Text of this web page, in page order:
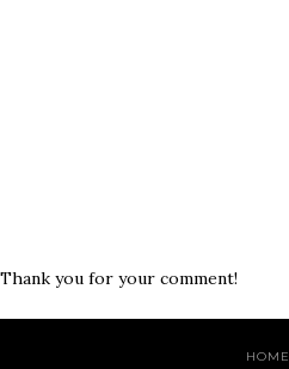
Thank you for your comment!
HOME